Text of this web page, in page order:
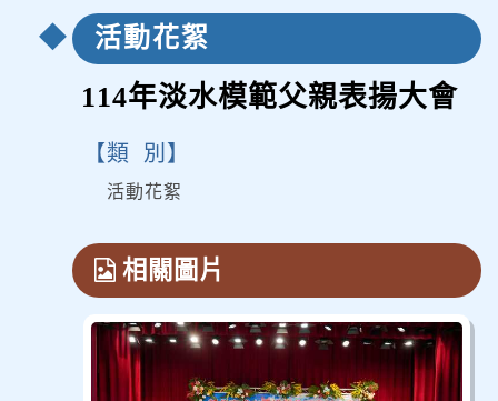
活動花絮
114年淡水模範父親表揚大會
類 別
活動花絮
相關圖片